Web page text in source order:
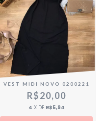
VEST MIDI NOVO 0200221
R$20,00
4 X DE R$5,94